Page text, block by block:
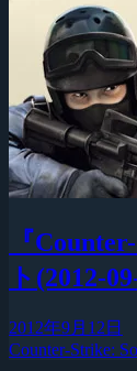
『
ト(2012-
2012年9月12日
Counter-Strike: